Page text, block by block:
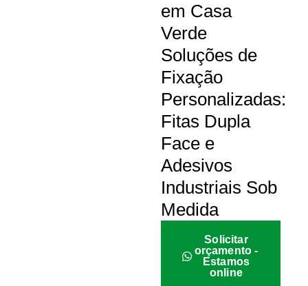
em Casa
Verde
Soluções de
Fixação
Personalizadas:
Fitas Dupla
Face e
Adesivos
Industriais Sob
Medida
Solicitar
orçamento -
Estamos
online